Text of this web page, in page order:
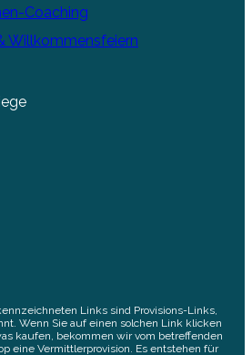
Coaching
Willkommensfeiern
Links sind Provisions-Links,
Wenn Sie auf einen solchen Link klicken
kaufen, bekommen wir vom betreffenden
eine Vermittlerprovision. Es entstehen für